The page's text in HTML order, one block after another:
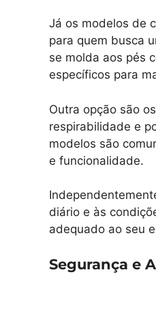
Já os modelos de
para quem busca
se molda aos pés
específicos para
Outra opção são
respirabilidade e
modelos são
e funcionalidade.
diário e às
adequado ao seu
Segurança e